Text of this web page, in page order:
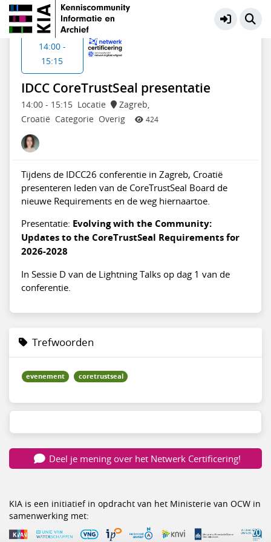
NDE Netwerk Certificering
IDCC CoreTrustSeal presentatie
14:00- 15:15 Locatie
Zagreb,
Croatië Categorie Overig 424
Di 17 feb
14:00 -
15:15
Tijdens de IDCC26 conferentie in Zagreb, Croatië
presenteren leden van de CoreTrustSeal Board de
nieuwe Requirements en de weg hiernaartoe.
Presentatie: Evolving with the Community:
Updates to the CoreTrustSeal Requirements for
2026-2028
In Sessie D van de Lightning Talks op dag 1 van de
conferentie.
Trefwoorden
evenement coretrustseal
Deel je mening over het Netwerk Certificering!
KIA is een initiatief in opdracht van het Ministerie van OCW in
samenwerking met: